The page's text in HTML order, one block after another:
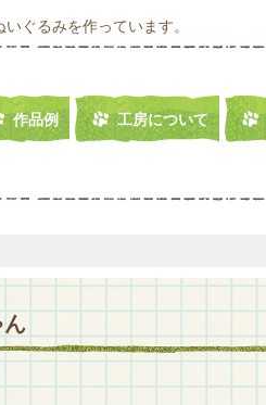
ぐるみを作っています。
作品例 工房について
ん